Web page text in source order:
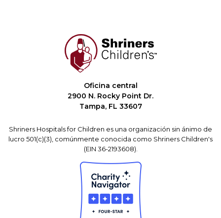
Oficina central
2900 N. Rocky Point Dr.
Tampa, FL 33607
Shriners Hospitals for Children es una organización sin ánimo de
lucro 501(c)(3), comúnmente conocida como Shriners Children's
(EIN 36-2193608).